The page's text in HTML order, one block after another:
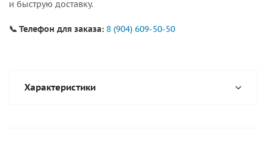
и быструю доставку.
📞 Телефон для заказа: 8 (904) 609-50-50
Характеристики